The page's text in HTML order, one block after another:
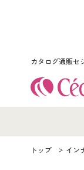
カタログ通販セ
トップ イン